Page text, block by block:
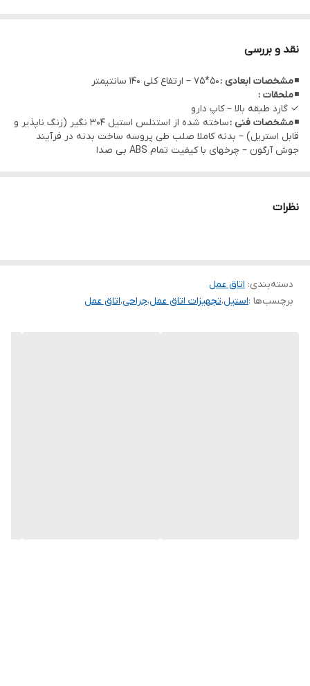
نقد و بررسی
◾مشخصات ابعادی :50*75 – ارتفاع کلی 140 سانتیمتر
◾ملحقات :
✓ گارد طبقه بالا – کاپ دارو
◾مشخصات فنی :
ساخته شده از استنلس استیل 304 نگیر (زنگ ناپذیر و
قابل استریل) – بدنه کاملا صلب طی پروسه ساخت بدنه در فرآیند
جوش آرگون – چرخهای با کیفیت تمام ABS بی صدا
نظرات
دسته‌بندی: اتاق عمل
برچسب‌ها :استیل،تجهیزات اتاق عمل،جراحی،اتاق عمل